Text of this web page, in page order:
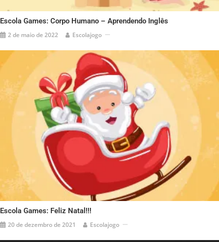
Escola Games: Corpo Humano – Aprendendo Inglês
2 de maio de 2022 Escolajogo
Escola Games: Feliz Natal!!!
20 de dezembro de 2021 Escolajogo